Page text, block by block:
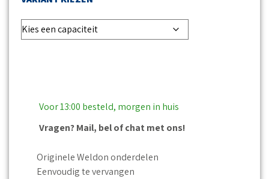
Voor 13:00 besteld, morgen in huis
Vragen? Mail, bel of chat met ons!
Originele Weldon onderdelen
Eenvoudig te vervangen